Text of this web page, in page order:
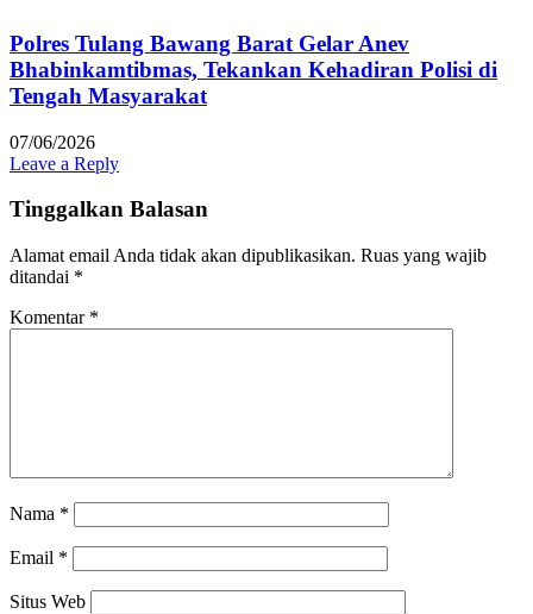
Polres Tulang Bawang Barat Gelar Anev
Bhabinkamtibmas, Tekankan Kehadiran Polisi di
Tengah Masyarakat
07/06/2026
Leave a Reply
Tinggalkan Balasan
Alamat email Anda tidak akan dipublikasikan. Ruas yang wajib
ditandai *
Komentar *
Nama *
Email *
Situs Web